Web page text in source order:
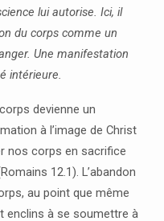
lui autorise. Ici, il
du corps comme un
Une manifestation
intérieure.
devienne un
à l’image de Christ
nos corps en sacrifice
12.1). L’abandon
au point que même
enclins à se soumettre à